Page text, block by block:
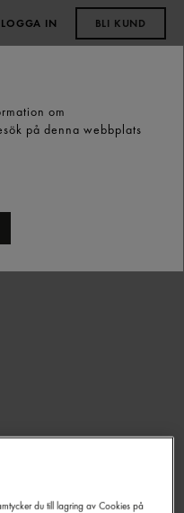
LOGGA IN BLI KUND
du till lagring av Cookies på
om
på denna webbplats